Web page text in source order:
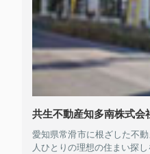
共生不動産知多南株式会
愛知県常滑市に根ざした不
人ひとりの理想の住まい探し